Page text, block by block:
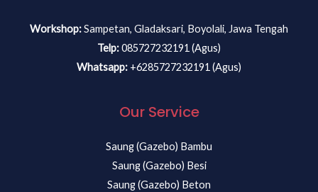
Workshop:Sampetan, Gladaksari, Boyolali, Jawa Tengah
Telp:085727232191 (Agus)
Whatsapp: +6285727232191 (Agus)
Our Service
Saung (Gazebo) Bambu
Saung (Gazebo) Besi
Saung (Gazebo) Beton